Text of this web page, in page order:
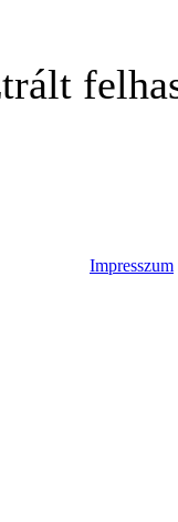
Impresszum